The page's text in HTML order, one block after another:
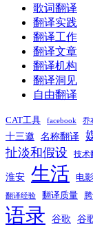
歌词翻译
翻译实践
翻译工作
翻译文章
翻译机构
翻译洞见
自由翻译
CAT工具 facebook 乔
十三邀
名称翻译
扯淡和假设 技术
淮安 生活 电
翻译经验 翻译质量
语录 谷歌 谷